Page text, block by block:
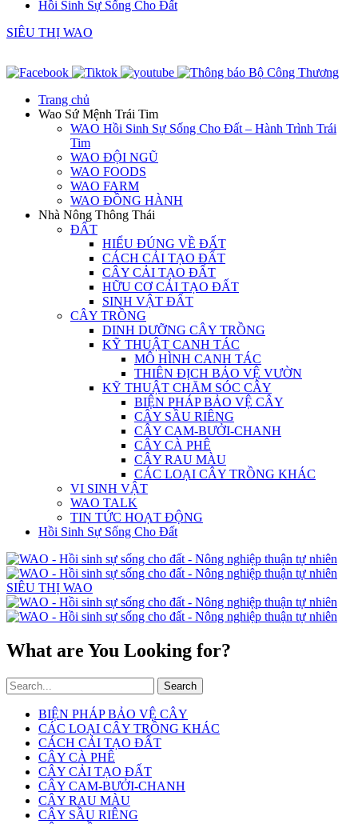
Hồi Sinh Sự Sống Cho Đất
SIÊU THỊ WAO
Trang chủ
Wao Sứ Mệnh Trái Tim
WAO Hồi Sinh Sự Sống Cho Đất – Hành Trình Trái
Tim
WAO ĐỘI NGŨ
WAO FOODS
WAO FARM
WAO ĐỒNG HÀNH
Nhà Nông Thông Thái
ĐẤT
HIỂU ĐÚNG VỀ ĐẤT
CÁCH CẢI TẠO ĐẤT
CÂY CẢI TẠO ĐẤT
HỮU CƠ CẢI TẠO ĐẤT
SINH VẬT ĐẤT
CÂY TRỒNG
DINH DƯỠNG CÂY TRỒNG
KỸ THUẬT CANH TÁC
MÔ HÌNH CANH TÁC
THIÊN ĐỊCH BẢO VỆ VƯỜN
KỸ THUẬT CHĂM SÓC CÂY
BIỆN PHÁP BẢO VỆ CÂY
CÂY SẦU RIÊNG
CÂY CAM-BƯỞI-CHANH
CÂY CÀ PHÊ
CÂY RAU MÀU
CÁC LOẠI CÂY TRỒNG KHÁC
VI SINH VẬT
WAO TALK
TIN TỨC HOẠT ĐỘNG
Hồi Sinh Sự Sống Cho Đất
SIÊU THỊ WAO
What are You Looking for?
Search
BIỆN PHÁP BẢO VỆ CÂY
CÁC LOẠI CÂY TRỒNG KHÁC
CÁCH CẢI TẠO ĐẤT
CÂY CÀ PHÊ
CÂY CẢI TẠO ĐẤT
CÂY CAM-BƯỞI-CHANH
CÂY RAU MÀU
CÂY SẦU RIÊNG